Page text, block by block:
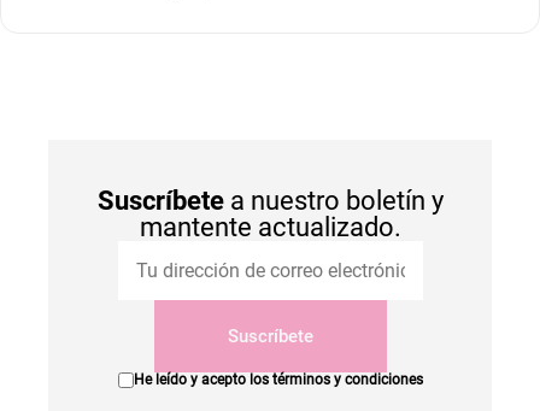
Suscríbetea nuestro boletín y
mantente actualizado.
Suscríbete
He leído y acepto los términos y condiciones